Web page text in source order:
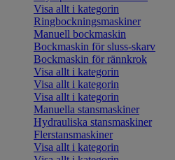
Visa allt i kategorin
Ringbockningsmaskiner
Manuell bockmaskin
Bockmaskin för sluss-skarv
Bockmaskin för rännkrok
Visa allt i kategorin
Visa allt i kategorin
Visa allt i kategorin
Manuella stansmaskiner
Hydrauliska stansmaskiner
Flerstansmaskiner
Visa allt i kategorin